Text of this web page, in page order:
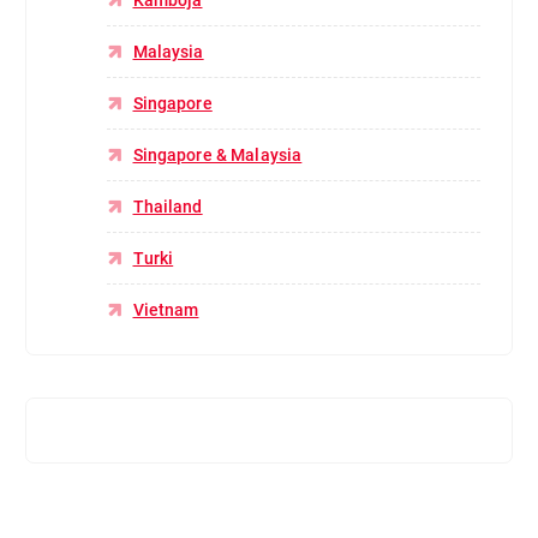
Malaysia
Singapore
Singapore & Malaysia
Thailand
Turki
Vietnam